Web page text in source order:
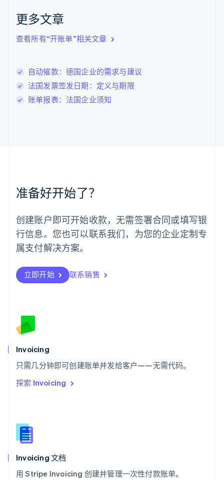
更多文章
查看所有“开账单”相关文章
自动催款：德国企业的需求与建议
法国发票签发日期：定义与期限
账单报表：法国企业须知
准备好开始了？
创建账户即可开始收款，无需签署合同或填写银
行信息。您也可以联系我们，为您的企业定制专
属支付解决方案。
立即开始 联系销售
Invoicing
只需几分钟即可创建账单并发给客户——无需代码。
探索 Invoicing
Invoicing 文档
用 Stripe Invoicing 创建并管理一次性付款账单。
立陶宛
列支敦士登
FrançaisDeutschEnglish
罗马尼亚
English
马尔他
English
葡萄牙
日本
日本語 English
瑞典
SvenskaEnglish
Deutsch FrançaisItaliano English
塞浦路斯
English
ไทยEnglish
希腊
English
西班牙
新西兰
English
匈牙利
English
ItalianoEnglish